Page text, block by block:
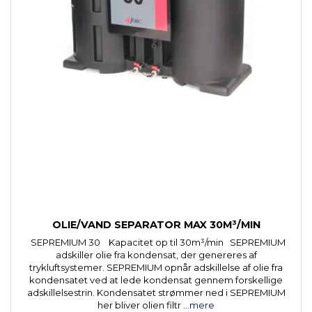
OLIE/VAND SEPARATOR MAX 30M³/MIN
SEPREMIUM 30 Kapacitet op til 30m³/min SEPREMIUM
adskiller olie fra kondensat, der genereres af
trykluftsystemer. SEPREMIUM opnår adskillelse af olie fra
kondensatet ved at lede kondensat gennem forskellige
adskillelsestrin. Kondensatet strømmer ned i SEPREMIUM
her bliver olien filtr ...mere